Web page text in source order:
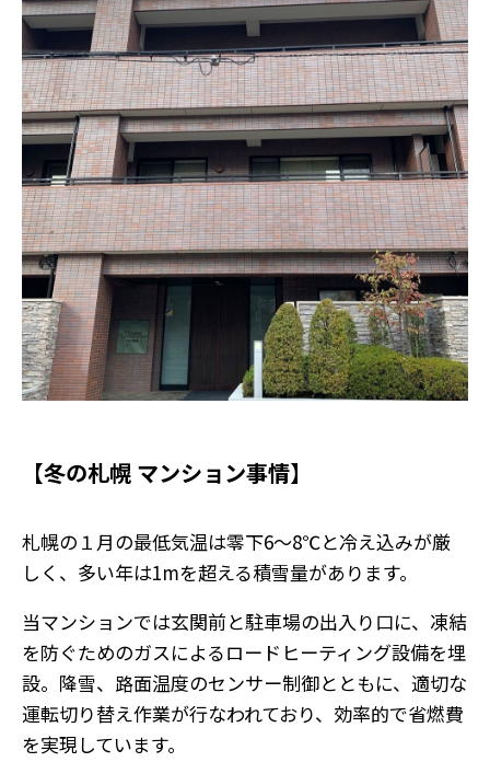
【冬の札幌 マンション事情】
札幌の１月の最低気温は零下6～8℃と冷え込みが厳
しく、多い年は1mを超える積雪量があります。
当マンションでは玄関前と駐車場の出入り口に、凍結
を防ぐためのガスによるロードヒーティング設備を埋
設。降雪、路面温度のセンサー制御とともに、適切な
運転切り替え作業が行なわれており、効率的で省燃費
を実現しています。